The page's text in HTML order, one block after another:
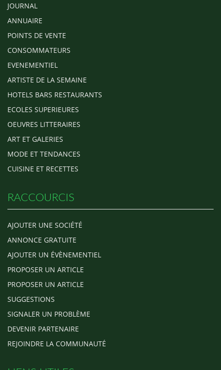
JOURNAL
ANNUAIRE
POINTS DE VENTE
CONSOMMATEURS
EVENEMENTIEL
ARTISTE DE LA SEMAINE
HOTELS BARS RESTAURANTS
ECOLES SUPERIEURES
OEUVRES LITTERAIRES
ART ET GALERIES
MODE ET TENDANCES
CUISINE ET RECETTES
RACCOURCIS
AJOUTER UNE SOCIÉTÉ
ANNONCE GRATUITE
AJOUTER UN ÉVÈNEMENTIEL
PROPOSER UN ARTICLE
PROPOSER UN ARTICLE
SUGGESTIONS
SIGNALER UN PROBLÈME
DEVENIR PARTENAIRE
REJOINDRE LA COMMUNAUTÉ